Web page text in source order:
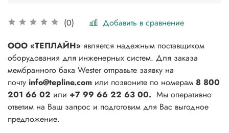
(0) Добавить в сравнение
ООО «ТЕПЛАЙН» является надежным поставщиком
оборудования для инженерных систем. Для заказа
мембранного бака Wester отправьте заявку на
почту info@tepline.com или позвоните по номерам 8 800
201 66 02 или +7 99 66 22 63 00. Мы оперативно
ответим на Ваш запрос и подготовим для Вас выгодное
предложение.